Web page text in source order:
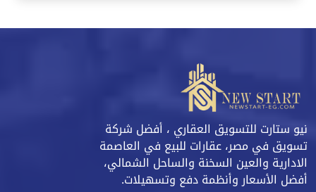
نيو ستارت للتسويق العقاري ، أفضل شركة
تسويق في مصر، عقارات للبيع في العاصمة
الادارية والعين السخنة والساحل الشمالي،
أفضل الأسعار وأنظمة دفع وتسهيلات.